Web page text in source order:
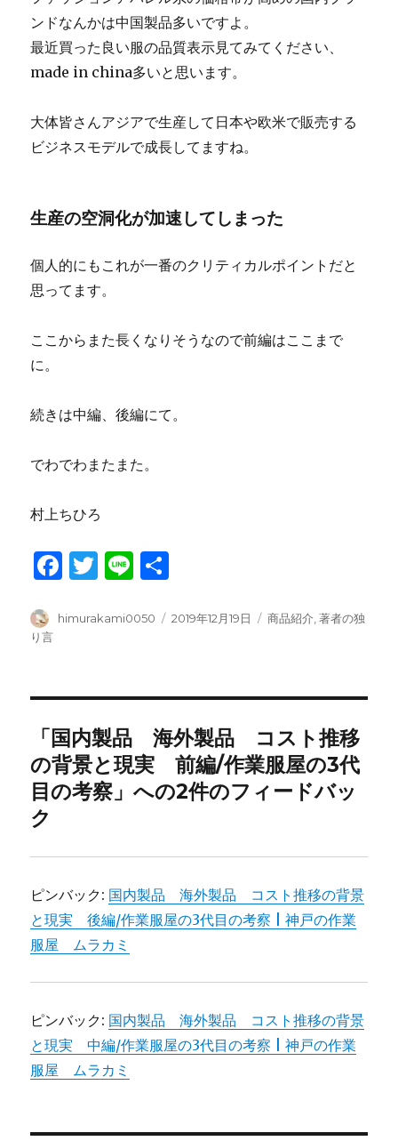
ンドなんかは中国製品多いですよ。
最近買った良い服の品質表示見てみてください、
made in china多いと思います。
大体皆さんアジアで生産して日本や欧米で販売する
ビジネスモデルで成長してますね。
生産の空洞化が加速してしまった
個人的にもこれが一番のクリティカルポイントだと
思ってます。
ここからまた長くなりそうなので前編はここまで
に。
続きは中編、後編にて。
でわでわまたまた。
村上ちひろ
F
c
o
o
k
T
it
Li
e
投
himurakami0050
投
2019年12月19日
カ
商品紹介 ,著者の独
り言
「国内製品 海外製品 コスト推移
の背景と現実 前編/作業服屋の3代
目の考察」への2件のフィードバッ
ク
ピンバック: 国内製品 海外製品 コスト推移の背景
と現実 後編/作業服屋の3代目の考察 | 神戸の作業
服屋 ムラカミ
ピンバック: 国内製品 海外製品 コスト推移の背景
と現実 中編/作業服屋の3代目の考察 | 神戸の作業
服屋 ムラカミ